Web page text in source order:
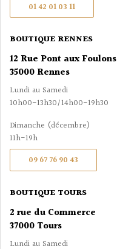
01 42 01 03 11
BOUTIQUE RENNES
12 Rue Pont aux Foulons
35000 Rennes
Lundi au Samedi
10h00-13h30/14h00-19h30
Dimanche (décembre)
11h-19h
09 67 76 90 43
BOUTIQUE TOURS
2 rue du Commerce
37000 Tours
Lundi au Samedi